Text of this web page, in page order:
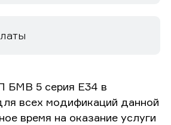
БМВ 5 серия E34 в
всех модификаций данной
время на оказание услуги